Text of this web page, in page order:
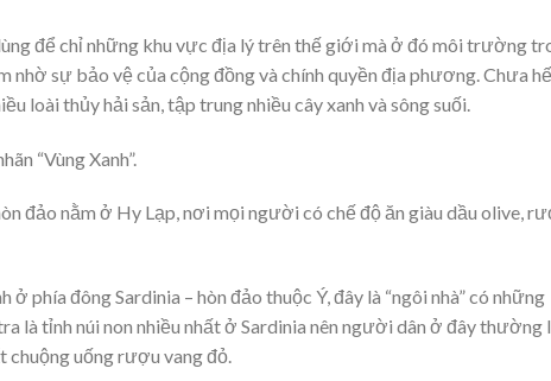
để chỉ những khu vực địa lý trên thế giới mà ở đó môi trường
nhờ sự bảo vệ của cộng đồng và chính quyền địa phương. Chưa
loài thủy hải sản, tập trung nhiều cây xanh và sông suối.
“Vùng Xanh”.
đảo nằm ở Hy Lạp, nơi mọi người có chế độ ăn giàu dầu olive,
phía đông Sardinia – hòn đảo thuộc Ý, đây là “ngôi nhà” có những
là tỉnh núi non nhiều nhất ở Sardinia nên người dân ở đây thường
uống rượu vang đỏ.